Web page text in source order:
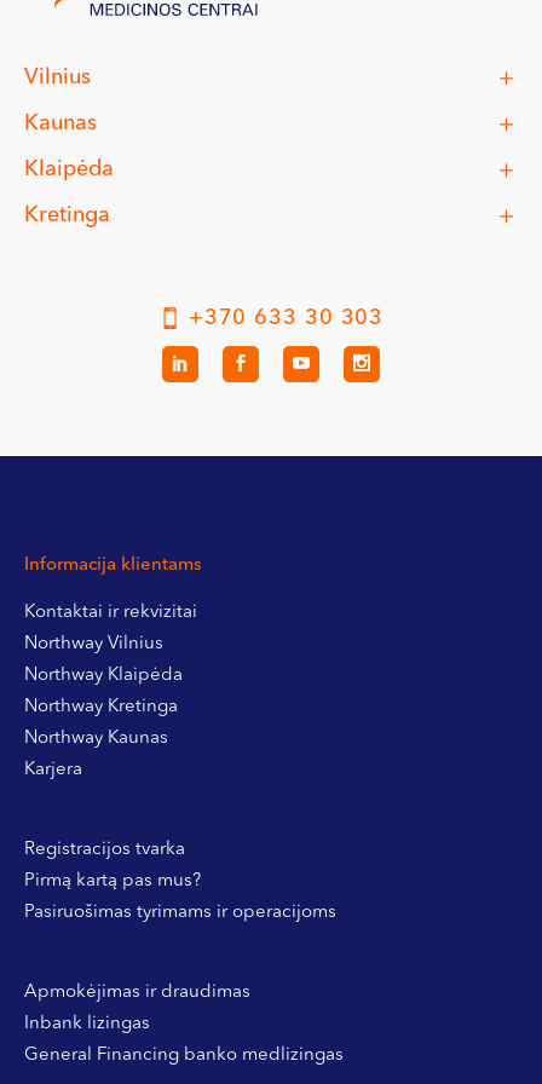
Vilnius
Kaunas
Klaipėda
Kretinga
+370 633 30 303
Informacija klientams
Kontaktai ir rekvizitai
Northway Vilnius
Northway Klaipėda
Northway Kretinga
Northway Kaunas
Karjera
Registracijos tvarka
Pirmą kartą pas mus?
Pasiruošimas tyrimams ir operacijoms
Apmokėjimas ir draudimas
Inbank lizingas
General Financing banko medlizingas